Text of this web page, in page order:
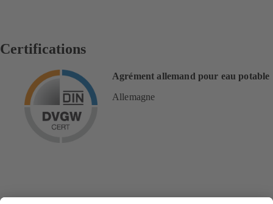
Certifications
Agrément allemand pour eau potable
Allemagne